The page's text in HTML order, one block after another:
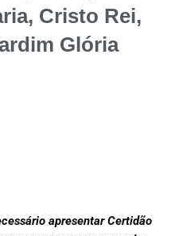
Cristo Rei,
Glória
apresentar Certidão